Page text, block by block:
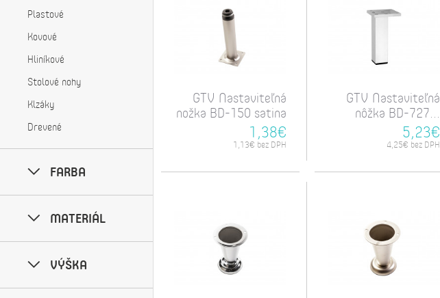
Plastové
Kovové
Hliníkové
Stolové nohy
Klzáky
Drevené
FARBA
MATERIÁL
VÝŠKA
GTV Nastaviteľná
nožka BD-150 satina
1,38€
1,13€ bez DPH
GTV Nastaviteľná
nôžka BD-727...
5,23€
4,25€ bez DPH